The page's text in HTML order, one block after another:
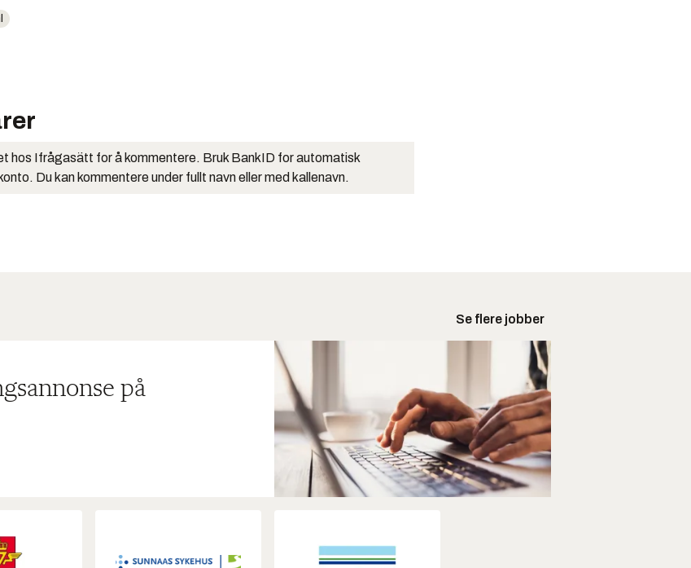
hos Ifrågasätt for å kommentere. Bruk BankID for automatisk
Du kan kommentere under fullt navn eller med kallenavn.
Se flere jobber
på